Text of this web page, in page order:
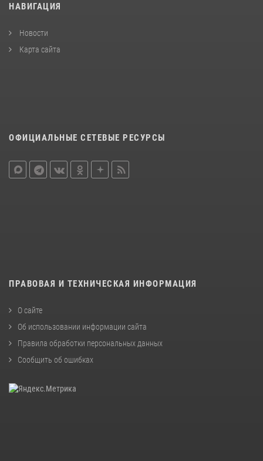
НАВИГАЦИЯ
Новости
Карта сайта
ОФИЦИАЛЬНЫЕ СЕТЕВЫЕ РЕСУРСЫ
ПРАВОВАЯ И ТЕХНИЧЕСКАЯ ИНФОРМАЦИЯ
О сайте
Об использовании информации сайта
Правила обработки персональных данных
Сообщить об ошибках